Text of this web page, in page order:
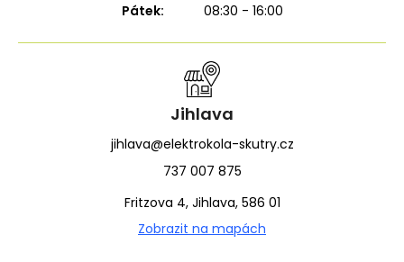
Pátek:
08:30 - 16:00
Jihlava
jihlava@elektrokola-skutry.cz
737 007 875
Fritzova 4, Jihlava, 586 01
Zobrazit na mapách